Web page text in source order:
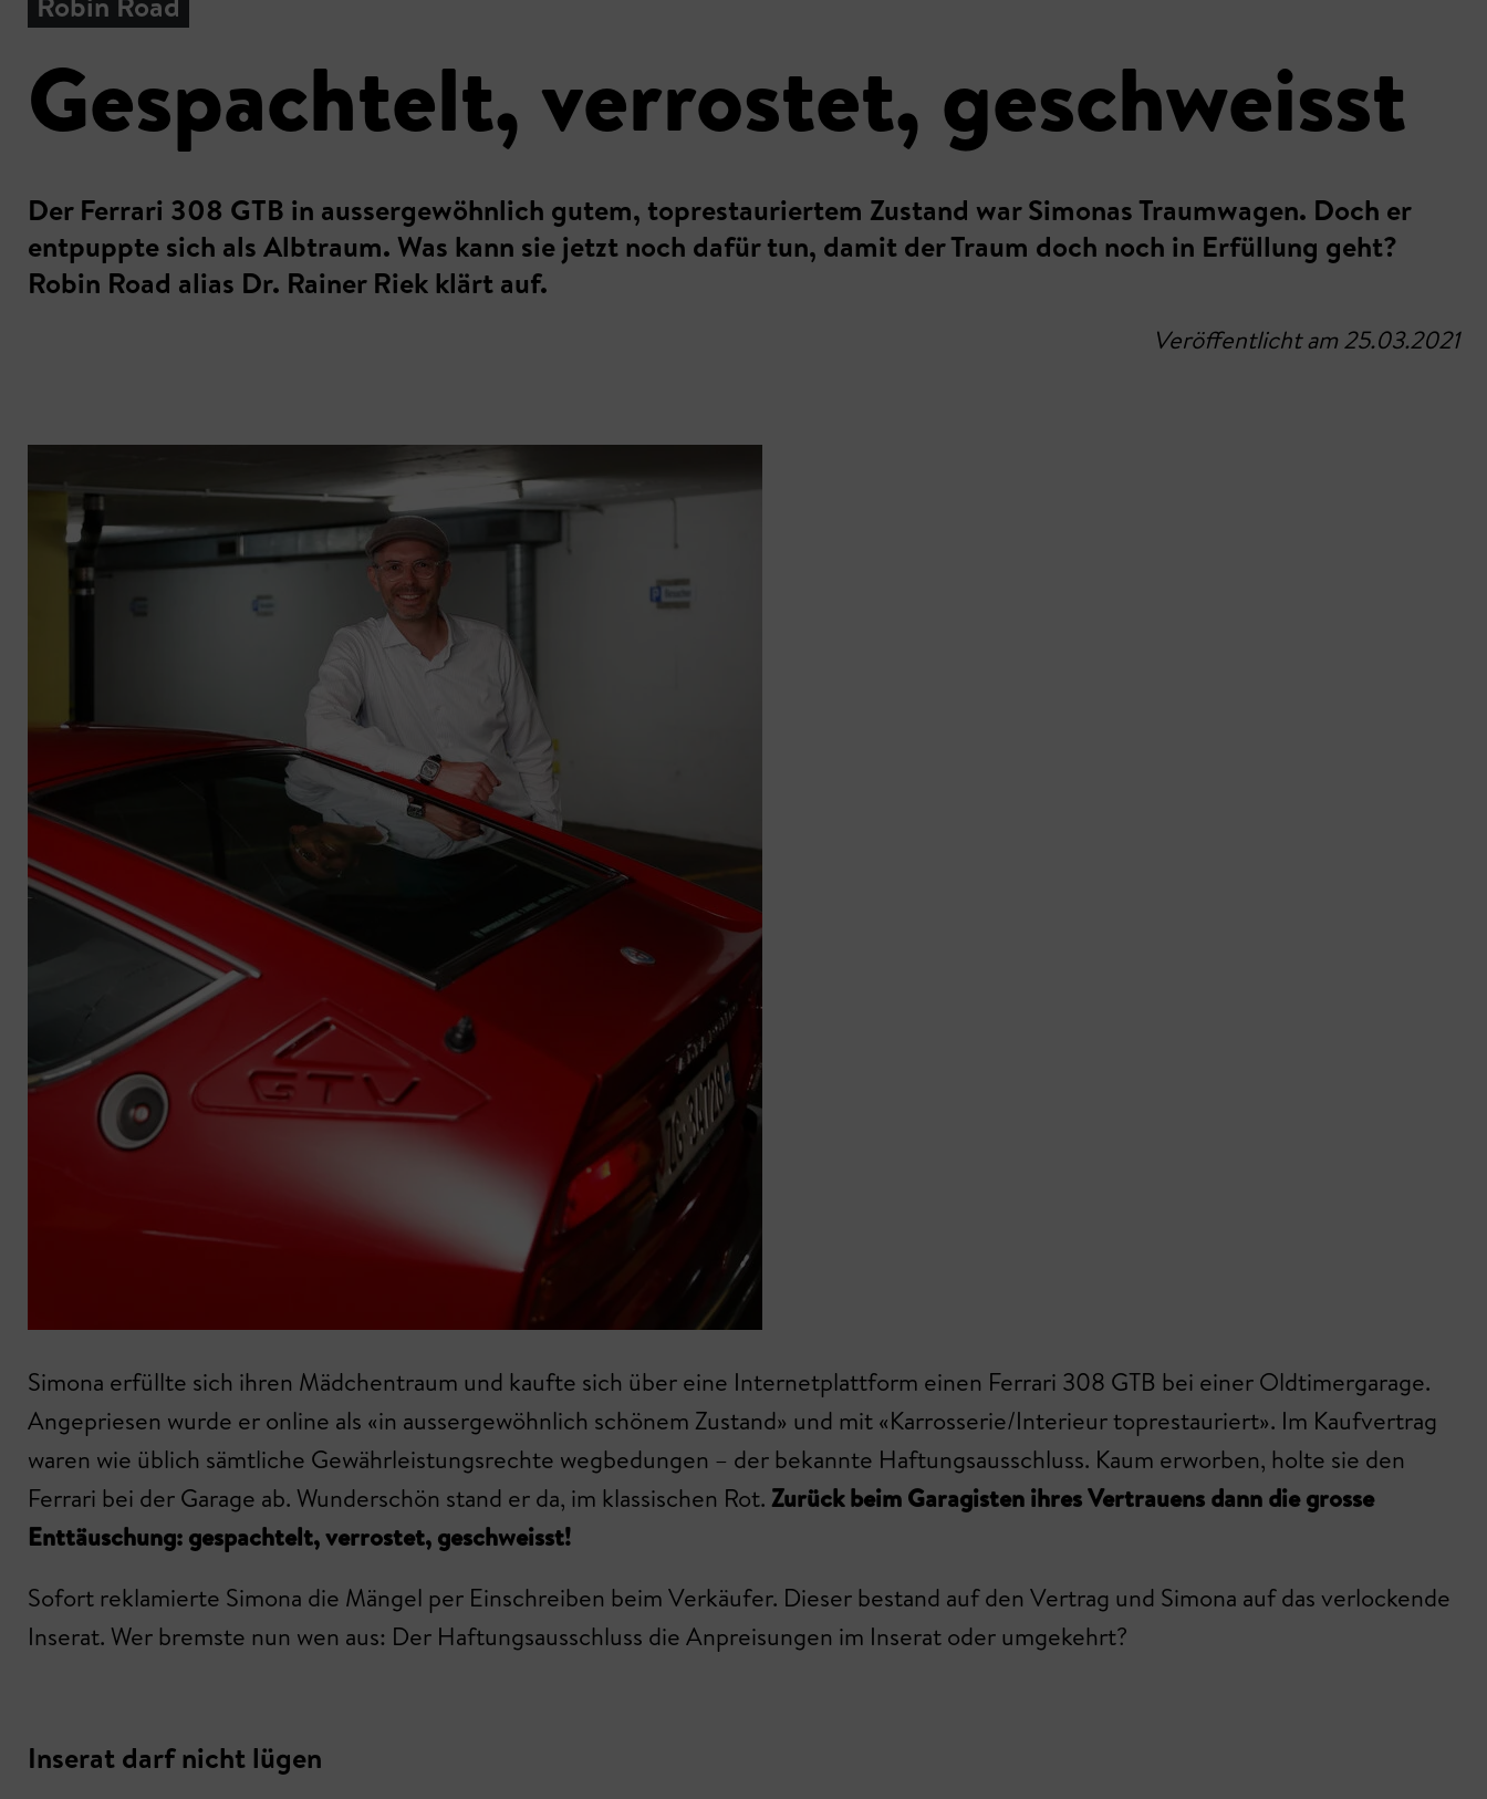
Gespachtelt, verrostet, geschweisst
Der Ferrari 308 GTB in aussergewöhnlich gutem, toprestauriertem Zustand war Simonas Traumwagen. Doch er
entpuppte sich als Albtraum. Was kann sie jetzt noch dafür tun, damit der Traum doch noch in Erfüllung geht?
Robin Road alias Dr. Rainer Riek klärt auf.
Veröffentlicht am 25.03.2021
Simona erfüllte sich ihren Mädchentraum und kaufte sich über eine Internetplattform einen Ferrari 308 GTB bei einer Oldtimergarage.
Angepriesen wurde er online als «in aussergewöhnlich schönem Zustand» und mit «Karrosserie/Interieur toprestauriert». Im Kaufvertrag
waren wie üblich sämtliche Gewährleistungsrechte wegbedungen – der bekannte Haftungsausschluss. Kaum erworben, holte sie den
Ferrari bei der Garage ab. Wunderschön stand er da, im klassischen Rot. Zurück beim Garagisten ihres Vertrauens dann die grosse
Enttäuschung: gespachtelt, verrostet, geschweisst!
Sofort reklamierte Simona die Mängel per Einschreiben beim Verkäufer. Dieser bestand auf den Vertrag und Simona auf das verlockende
Inserat. Wer bremste nun wen aus: Der Haftungsausschluss die Anpreisungen im Inserat oder umgekehrt?
Inserat darf nicht lügen